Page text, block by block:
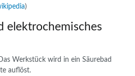
)
elektrochemisches
Werkstück wird in ein Säurebad
auflöst.